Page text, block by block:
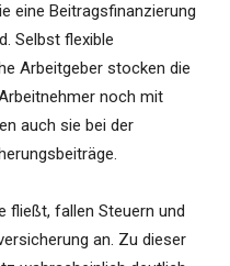
eine Beitragsfinanzierung
Selbst flexible
Arbeitgeber stocken die
noch mit
auch sie bei der
fließt, fallen Steuern und
an. Zu dieser